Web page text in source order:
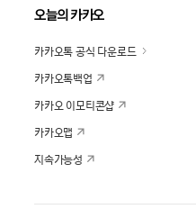
오늘의 카카오
카카오톡 공식 다운로드
카카오톡백업
카카오 이모티콘샵
카카오맵
지속가능성